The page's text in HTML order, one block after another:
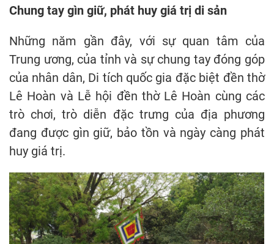
Chung tay gìn giữ, phát huy giá trị di sản
Những năm gần đây, với sự quan tâm của
Trung ương, của tỉnh và sự chung tay đóng góp
của nhân dân, Di tích quốc gia đặc biệt đền thờ
Lê Hoàn và Lễ hội đền thờ Lê Hoàn cùng các
trò chơi, trò diễn đặc trưng của địa phương
đang được gìn giữ, bảo tồn và ngày càng phát
huy giá trị.